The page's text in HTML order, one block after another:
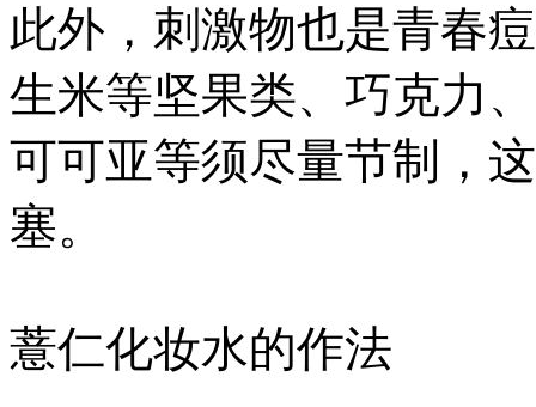
此外，刺激物也是青春
生米等坚果类、巧克力
可可亚等须尽量节制，
塞。
薏仁化妆水的作法